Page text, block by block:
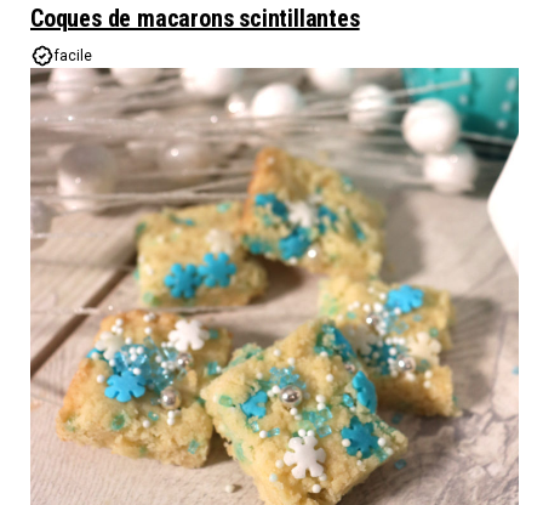
Coques de macarons scintillantes
facile